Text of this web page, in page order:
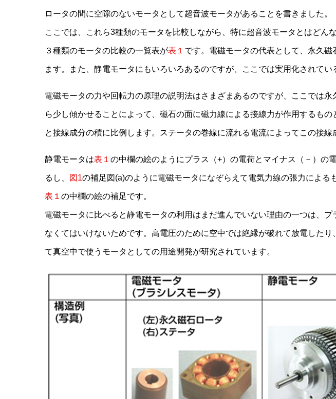
ロータの間に空隙のないモータとして超音波モータがあることを書きました。
ここでは、これら3種類のモータを比較しながら、特に超音波モータとはどん
３種類のモータの比較の一覧表が表１ です。電磁モータの代表として、永久
ます。また、静電モータにもいろいろあるのですが、ここでは実用化されてい
電磁モータの力や回転力の原理の説明法はさまざまあるのですが、ここでは
ら少し傾かせることによって、磁石の面に磁力線による接線力が作用するも
と接線成分の積に比例します。ステータの巻線に流れる電流によってこの接線
静電モータは表１ の中欄の絵のようにプラス（+）の電荷とマイナス（－）の
るし、 図1の補足図(a)のように電磁モータになぞらえて電気力線の張力による
表１ の中欄の絵の補足です。
電磁モータに比べると静電モータの利用はまだ進んでいない理由の一つは、
なくてはいけないためです。高電圧のために空中では絶縁が破れて放電した
て真空中で使うモータとしての用途開発が研究されています。